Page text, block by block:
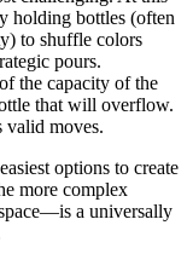
holding bottles (often
to shuffle colors
pours.
the capacity of the
that will overflow.
valid moves.
options to create
more complex
a universally